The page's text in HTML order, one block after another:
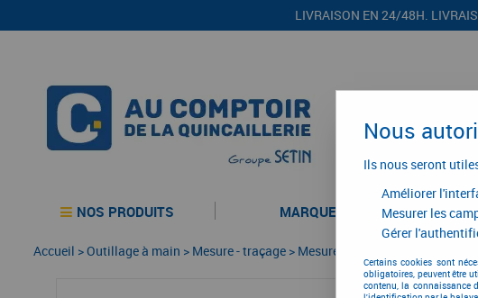
LIVRAISON EN 24/48H.
NOS PRODUITS MARQUES
Accueil >Outillage à main > Mesure - traçage > Mesure - traçage
Nous
Ils nous seront
Améliorer
Mesurer les
Gérer
Certains cookies sont
obligatoires, peuvent être
contenu, la connaissance